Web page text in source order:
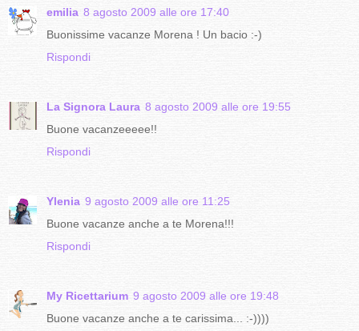
emilia 8 agosto 2009 alle ore 17:40
Buonissime vacanze Morena ! Un bacio :-)
Rispondi
La Signora Laura 8 agosto 2009 alle ore 19:55
Buone vacanzeeeee!!
Rispondi
Ylenia 9 agosto 2009 alle ore 11:25
Buone vacanze anche a te Morena!!!
Rispondi
My Ricettarium 9 agosto 2009 alle ore 19:48
Buone vacanze anche a te carissima... :-))))